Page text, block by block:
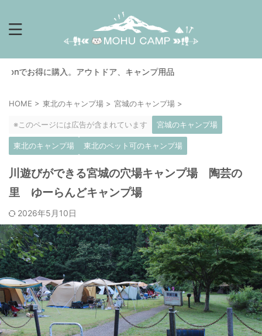
ウトドア、キャンプ用品
HOME > 東北のキャンプ場 > 宮城のキャンプ場 >
※このページには広告が含まれています 宮城のキャンプ場
東北のキャンプ場 東北のペット可のキャンプ場
川遊びができる宮城の穴場キャンプ場 陶芸の
里 ゆーらんどキャンプ場
2026年5月10日